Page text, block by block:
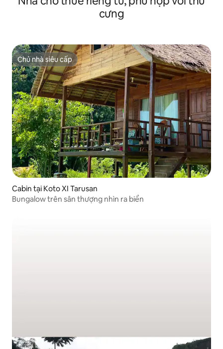
cưng
Chủ nhà siêu cấp
Chủ nhà siêu cấp
Cabin tại Koto XI Tarusan
Bungalow trên sân thượng nhìn ra biển